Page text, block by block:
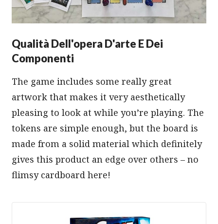
Qualità Dell'opera D'arte E Dei
Componenti
The game includes some really great
artwork that makes it very aesthetically
pleasing to look at while you’re playing. The
tokens are simple enough, but the board is
made from a solid material which definitely
gives this product an edge over others – no
flimsy cardboard here!